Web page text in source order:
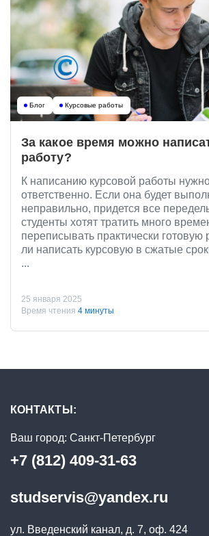
Блог Курсовые работы
За какое время можно
работу?
К написанию курсовой работы
ответственно. Если она будет
неправильно, придется все
студенты хотят тратить много
переписывать практически готовую
ли написать курсовую в сжатые
...
25 января 2025
Время чтения 4 минуты
КОНТАКТЫ:
Ваш город: Санкт-Петербург
+7 (812) 409-31-63
studservis@yandex.ru
ул. Введенский канал, д. 7, оф. 424